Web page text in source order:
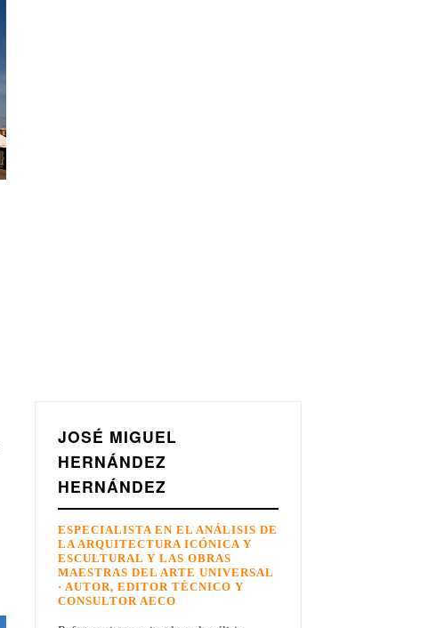
JOSÉ MIGUEL
HERNÁNDEZ
HERNÁNDEZ
ESPECIALISTA EN EL ANÁLISIS DE
LA ARQUITECTURA ICÓNICA Y
ESCULTURAL Y LAS OBRAS
MAESTRAS DEL ARTE UNIVERSAL
· AUTOR, EDITOR TÉCNICO Y
CONSULTOR AECO